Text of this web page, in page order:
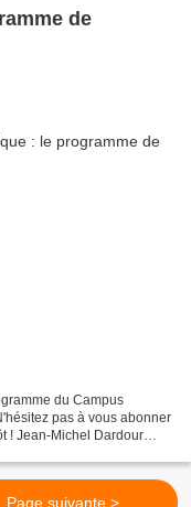
de
du Campus
pas à vous abonner
! Jean-Michel Dardour
Page suivante >